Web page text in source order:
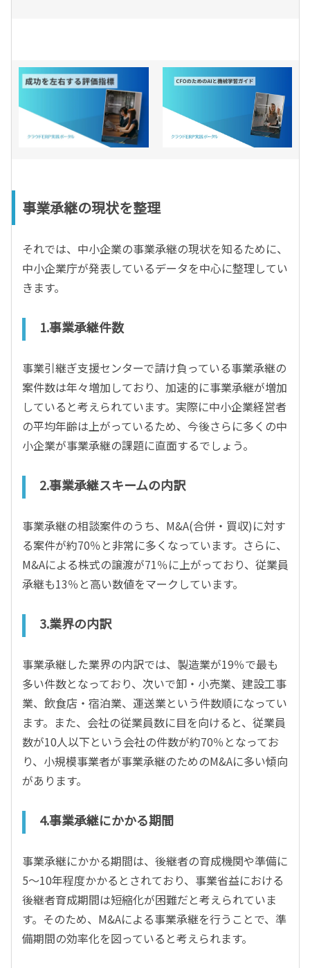
事業承継の現状を整理
それでは、中小企業の事業承継の現状を知るために、
中小企業庁が発表しているデータを中心に整理してい
きます。
1.事業承継件数
事業引継ぎ支援センターで請け負っている事業承継の
案件数は年々増加しており、加速的に事業承継が増加
していると考えられています。実際に中小企業経営者
の平均年齢は上がっているため、今後さらに多くの中
小企業が事業承継の課題に直面するでしょう。
2.事業承継スキームの内訳
事業承継の相談案件のうち、M&A(合併・買収)に対す
る案件が約70％と非常に多くなっています。さらに、
M&Aによる株式の譲渡が71％に上がっており、従業員
承継も13％と高い数値をマークしています。
3.業界の内訳
事業承継した業界の内訳では、製造業が19％で最も
多い件数となっており、次いで卸・小売業、建設工事
業、飲食店・宿泊業、運送業という件数順になってい
ます。また、会社の従業員数に目を向けると、従業員
数が10人以下という会社の件数が約70％となってお
り、小規模事業者が事業承継のためのM&Aに多い傾向
があります。
4.事業承継にかかる期間
事業承継にかかる期間は、後継者の育成機関や準備に
5～10年程度かかるとされており、事業省益における
後継者育成期間は短縮化が困難だと考えられていま
す。そのため、M&Aによる事業承継を行うことで、準
備期間の効率化を図っていると考えられます。